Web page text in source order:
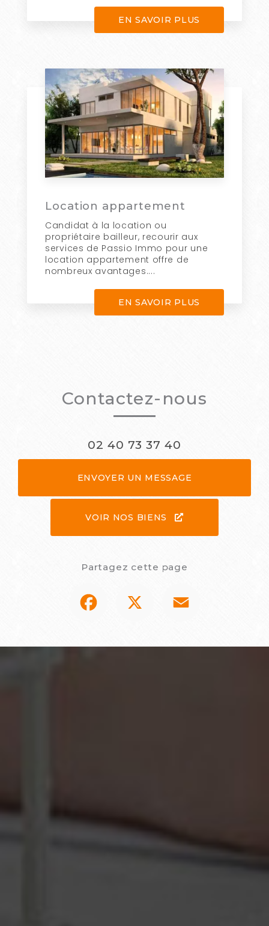
EN SAVOIR PLUS
Location appartement
Candidat à la location ou
propriétaire bailleur, recourir aux
services de Passio Immo pour une
location appartement offre de
nombreux avantages....
EN SAVOIR PLUS
Contactez-nous
02 40 73 37 40
ENVOYER UN MESSAGE
VOIR NOS BIENS
Partagez cette page